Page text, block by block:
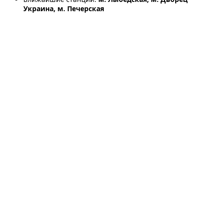
Украина, м. Печерская